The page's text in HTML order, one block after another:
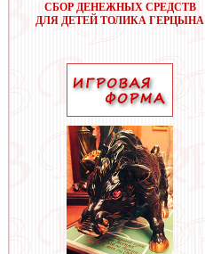
СБОР ДЕНЕЖНЫХ СРЕДСТВ
ДЛЯ ДЕТЕЙ ТОЛИКА ГЕРЦЫНА